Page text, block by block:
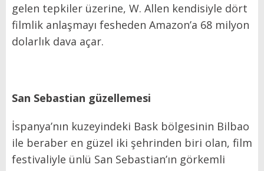
gelen tepkiler üzerine, W. Allen kendisiyle dört
filmlik anlaşmayı fesheden Amazon’a 68 milyon
dolarlık dava açar.
San Sebastian güzellemesi
İspanya’nın kuzeyindeki Bask bölgesinin Bilbao
ile beraber en güzel iki şehrinden biri olan, film
festivaliyle ünlü San Sebastian’ın görkemli